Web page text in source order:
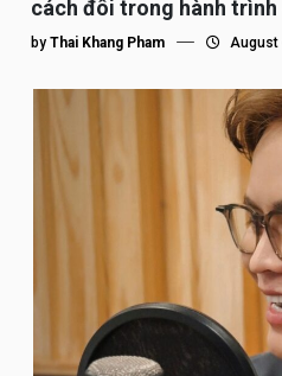
cách đôi trong hành
by Thai Khang Pham August